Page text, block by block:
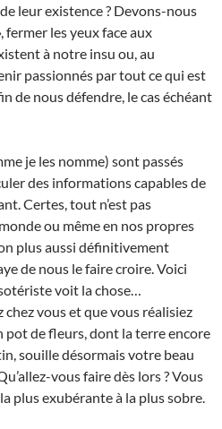
leur existence ? Devons-nous
les yeux face aux
à notre insu ou, au
passionnés par tout ce qui est
de nous défendre, le cas échéant
je les nomme) sont passés
des informations capables de
Certes, tout n’est pas
ou même en nos propres
plus aussi définitivement
de nous le faire croire. Voici
voit la chose…
vous et que vous réalisiez
pot de fleurs, dont la terre encore
souille désormais votre beau
vous faire dès lors ? Vous
plus exubérante à la plus sobre.